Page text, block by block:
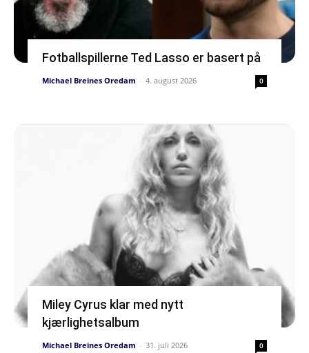
Fotballspillerne Ted Lasso er basert på
Michael Breines Oredam - 4. august 2026 0
Miley Cyrus klar med nytt
kjærlighetsalbum
Michael Breines Oredam - 31. juli 2026 0